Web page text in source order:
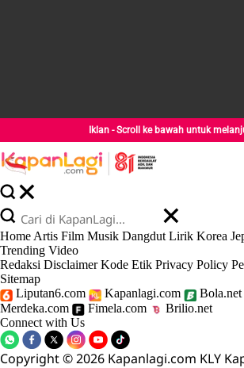
Iklan - Scroll ke bawah untuk
Home Artis Film Musik Dangdut Lirik Korea
Trending Video
Redaksi Disclaimer Kode Etik Privacy Policy
Sitemap
Liputan6.com
Kapanlagi.com Bola.net
Merdeka.com
Fimela.com
Brilio.net
Connect with Us
Copyright © 2026 Kapanlagi.com KLY